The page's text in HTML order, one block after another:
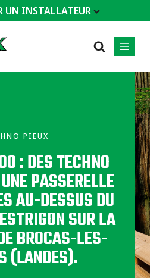
UN INSTALLATEUR
Résidentiels
Industriel
PIEUX
: DES TECHNO
PASSERELLE
AU-DESSUS DU
SUR LA
BROCAS-LES-
(LANDES).